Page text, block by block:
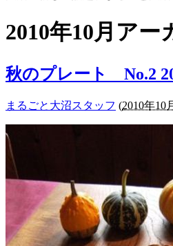
2010年10月アー
秋のプレート No.2
まるごと大沼スタッフ (2010年10